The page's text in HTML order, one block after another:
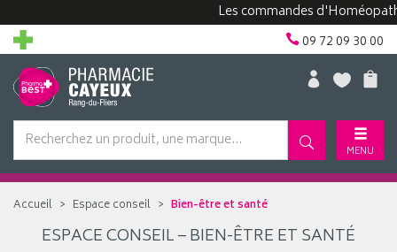
Les commandes d'Homéopathie
09 72 09 30 00
MENU
Accueil Espace conseil Bien-être et santé
ESPACE CONSEIL – BIEN-ÊTRE ET SANTÉ